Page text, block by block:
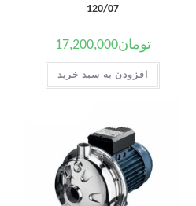
120/07
تومان17,200,000
افزودن به سبد خرید